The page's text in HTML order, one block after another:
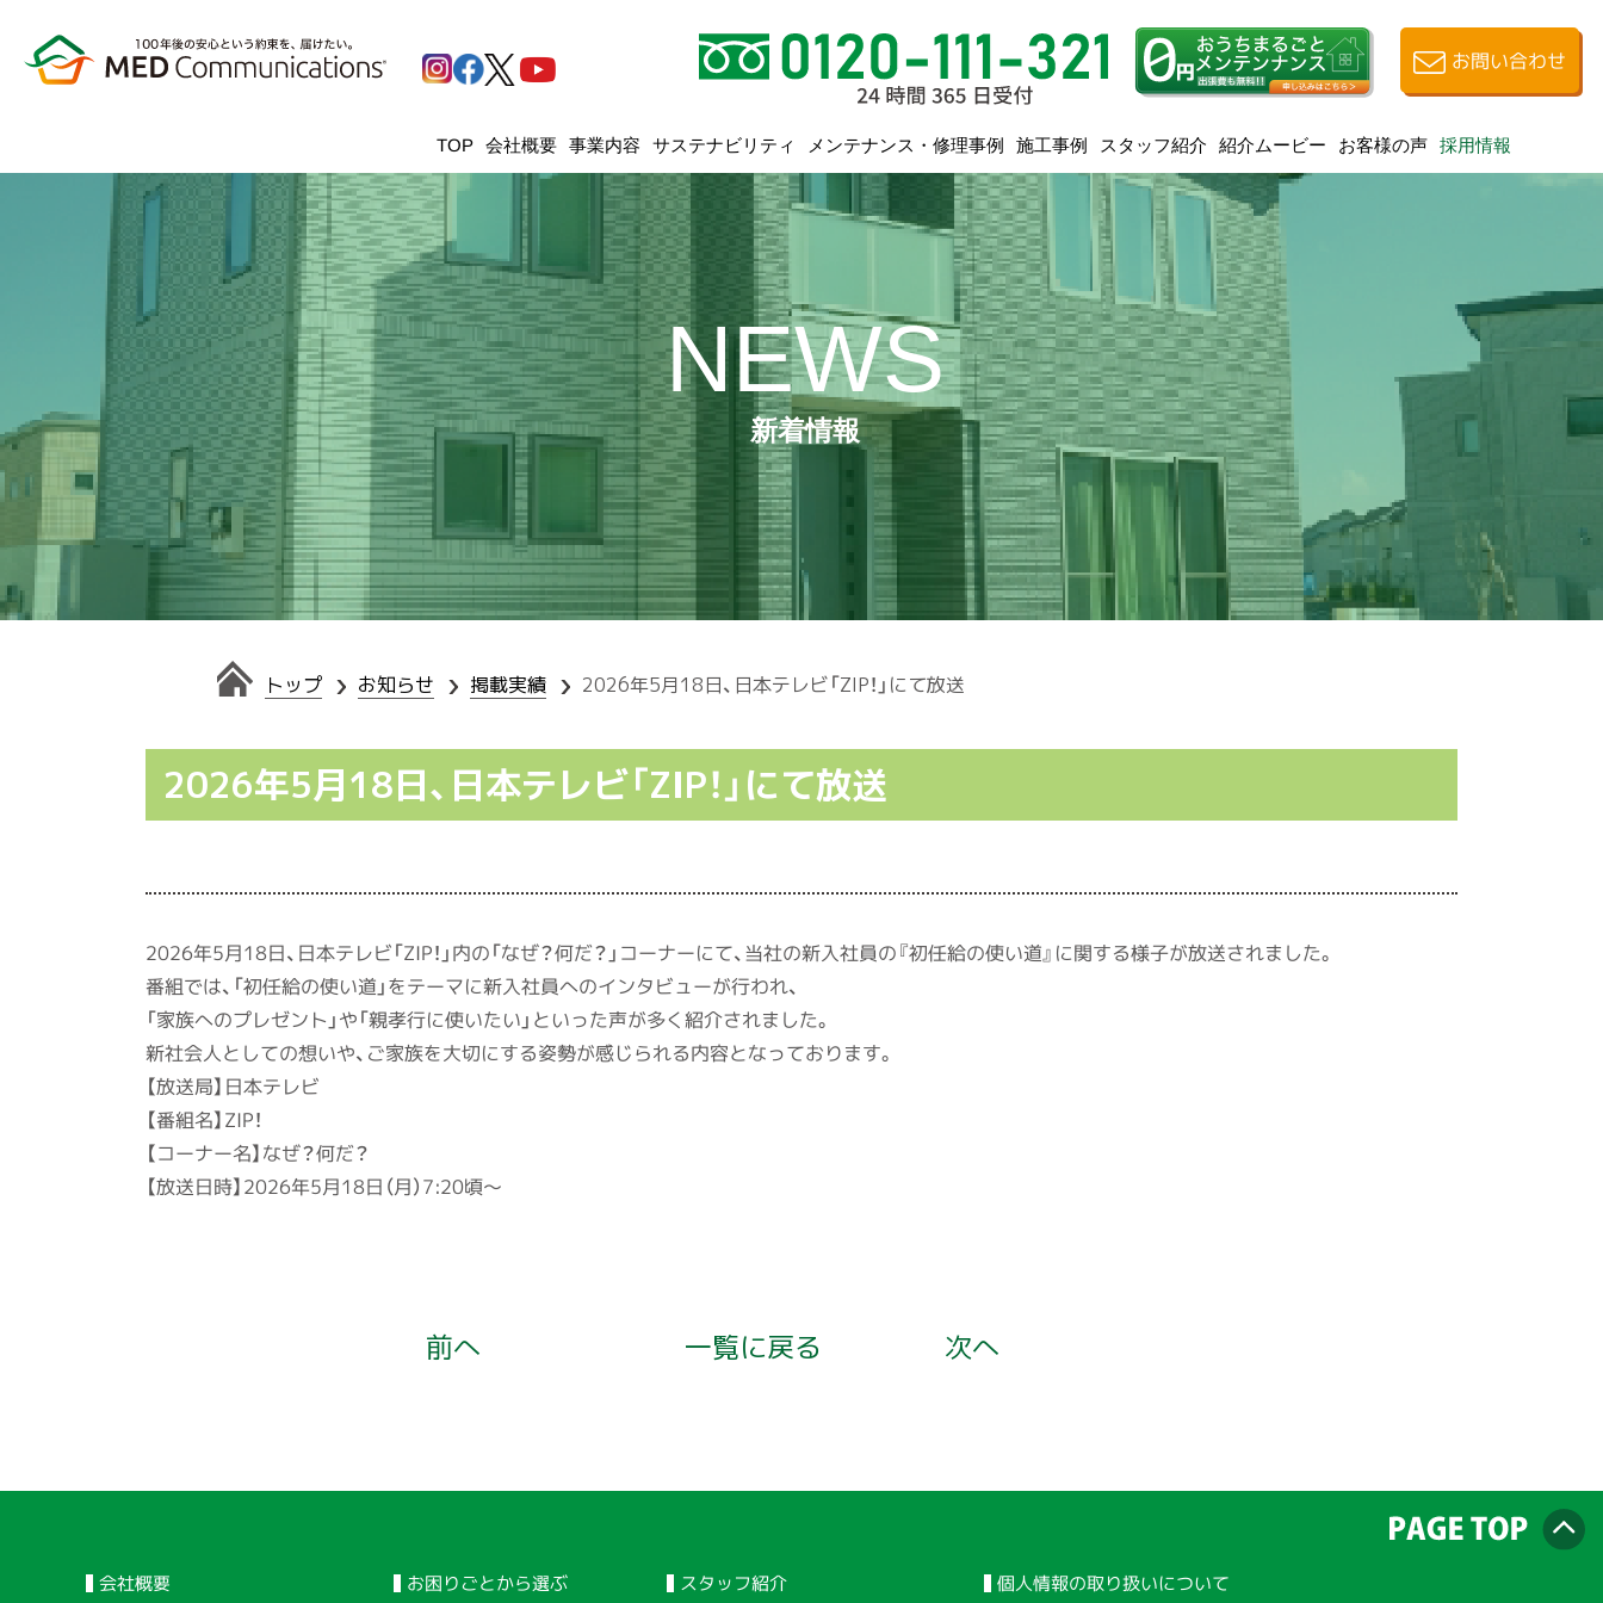
お問い合わせ
TOP 会社概要 事業内容 サステナビリティ メンテナンス・修理事例 施工事例 スタッフ紹介 紹介ムービー お客様の声 採用情報
NEWS
新着情報
トップ お知らせ 掲載実績 2026年5月18日、日本テレビ「ZIP！」にて放送
2026年5月18日、日本テレビ「ZIP！」にて放送
2026年5月18日、日本テレビ「ZIP！」内の「なぜ？何だ？」コーナーにて、当社の新入社員の『初任給の使い道』に関する様子が放送されました。
番組では、「初任給の使い道」をテーマに新入社員へのインタビューが行われ、
「家族へのプレゼント」や「親孝行に使いたい」といった声が多く紹介されました。
新社会人としての想いや、ご家族を大切にする姿勢が感じられる内容となっております。
【放送局】日本テレビ
【番組名】ZIP！
【コーナー名】なぜ？何だ？
【放送日時】2026年5月18日（月）7:20頃～
前へ 一覧に戻る 次へ
会社概要 お困りごとから選ぶ
スタッフ紹介
個人情報の取り扱いについて